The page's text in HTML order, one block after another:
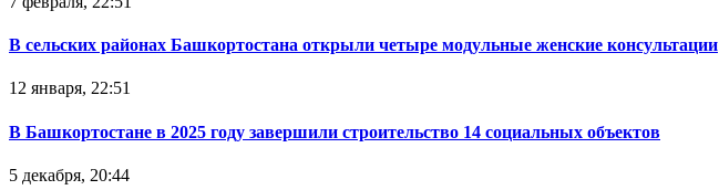
В сельских районах Башкортостана открыли четыре модульные женские консультации
12 января, 22:51
В Башкортостане в 2025 году завершили строительство 14 социальных объектов
5 декабря, 20:44